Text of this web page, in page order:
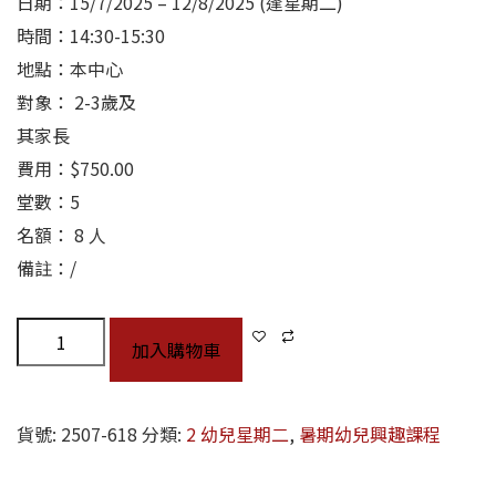
時間：14:30-15:30
地點：本中心
對象： 2-3歲及
其家長
費用：$750.00
堂數：5
名額： 8 人
備註：/
加入購物車
貨號: 2507-618 分類: 2 幼兒星期二, 暑期幼兒興趣課程